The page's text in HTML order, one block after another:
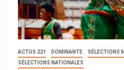
ACTUS 221 DOMINANTE
SÉLECTIONS
SÉLECTIONS NATIONALES